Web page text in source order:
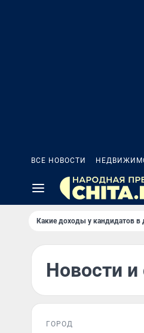
ВСЕ НОВОСТИ
Какие доходы у кандидатов в
Новости и
ГОРОД